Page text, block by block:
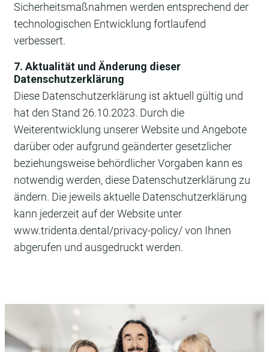
Sicherheitsmaßnahmen werden entsprechend der
technologischen Entwicklung fortlaufend
verbessert.
7. Aktualität und Änderung dieser
Datenschutzerklärung
Diese Datenschutzerklärung ist aktuell gültig und
hat den Stand 26.10.2023. Durch die
Weiterentwicklung unserer Website und Angebote
darüber oder aufgrund geänderter gesetzlicher
beziehungsweise behördlicher Vorgaben kann es
notwendig werden, diese Datenschutzerklärung zu
ändern. Die jeweils aktuelle Datenschutzerklärung
kann jederzeit auf der Website unter
www.tridenta.dental/privacy-policy/ von Ihnen
abgerufen und ausgedruckt werden.